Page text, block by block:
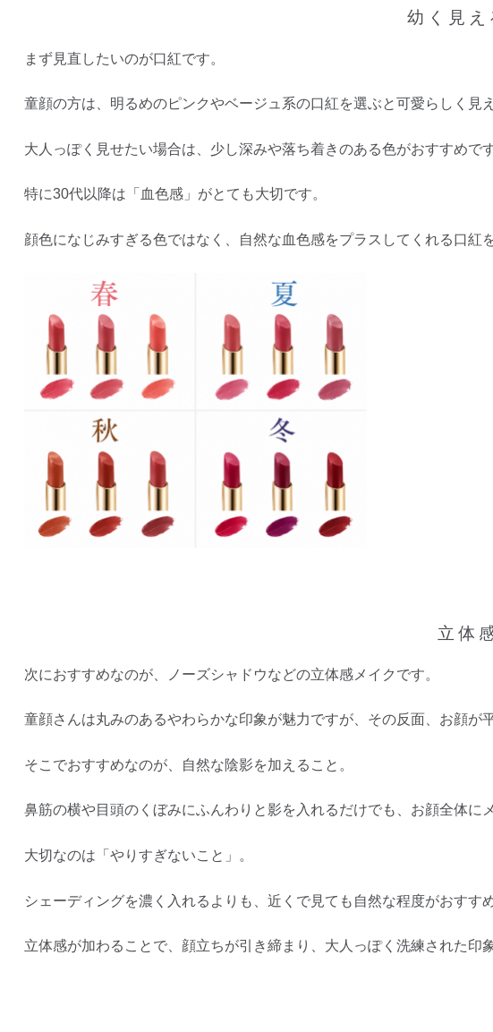
幼く見え
まず見直したいのが口紅です。
童顔の方は、明るめのピンクやベージュ系の口紅を選ぶと可愛らしく見
大人っぽく見せたい場合は、少し深みや落ち着きのある色がおすすめです
特に30代以降は「血色感」がとても大切です。
顔色になじみすぎる色ではなく、自然な血色感をプラスしてくれる口紅
立体
次におすすめなのが、ノーズシャドウなどの立体感メイクです。
童顔さんは丸みのあるやわらかな印象が魅力ですが、その反面、お顔が
そこでおすすめなのが、自然な陰影を加えること。
鼻筋の横や目頭のくぼみにふんわりと影を入れるだけでも、お顔全体に
大切なのは「やりすぎないこと」。
シェーディングを濃く入れるよりも、近くで見ても自然な程度がおすすめ
立体感が加わることで、顔立ちが引き締まり、大人っぽく洗練された印